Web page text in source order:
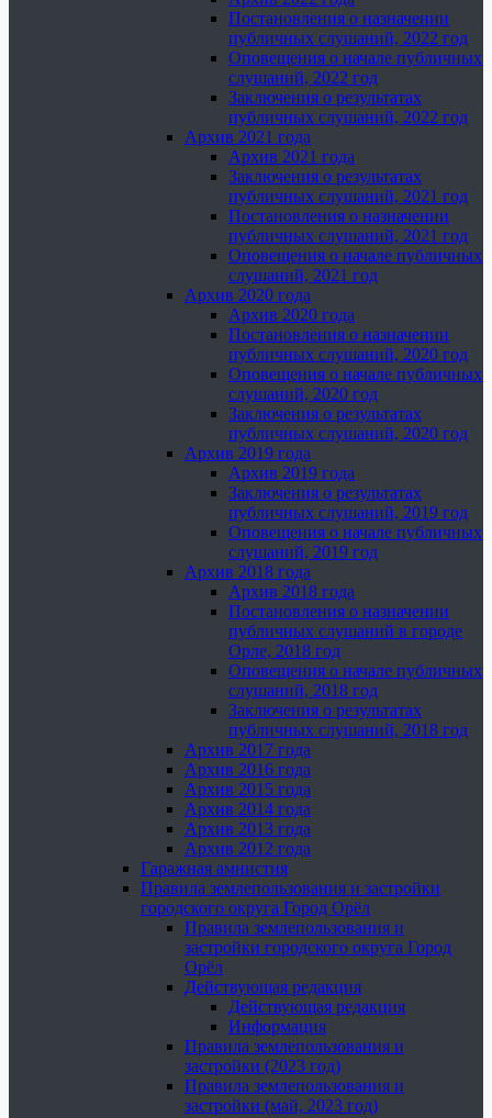
Постановления о назначении
публичных слушаний, 2022 год
Оповещения о начале публичных
слушаний, 2022 год
Заключения о результатах
публичных слушаний, 2022 год
Архив 2021 года
Архив 2021 года
Заключения о результатах
публичных слушаний, 2021 год
Постановления о назначении
публичных слушаний, 2021 год
Оповещения о начале публичных
слушаний, 2021 год
Архив 2020 года
Архив 2020 года
Постановления о назначении
публичных слушаний, 2020 год
Оповещения о начале публичных
слушаний, 2020 год
Заключения о результатах
публичных слушаний, 2020 год
Архив 2019 года
Архив 2019 года
Заключения о результатах
публичных слушаний, 2019 год
Оповещения о начале публичных
слушаний, 2019 год
Архив 2018 года
Архив 2018 года
Постановления о назначении
публичных слушаний в городе
Орле, 2018 год
Оповещения о начале публичных
слушаний, 2018 год
Заключения о результатах
публичных слушаний, 2018 год
Архив 2017 года
Архив 2016 года
Архив 2015 года
Архив 2014 года
Архив 2013 года
Архив 2012 года
Гаражная амнистия
Правила землепользования и застройки
городского округа Город Орёл
Правила землепользования и
застройки городского округа Город
Орёл
Действующая редакция
Действующая редакция
Информация
Правила землепользования и
застройки (2023 год)
Правила землепользования и
застройки (май, 2023 год)